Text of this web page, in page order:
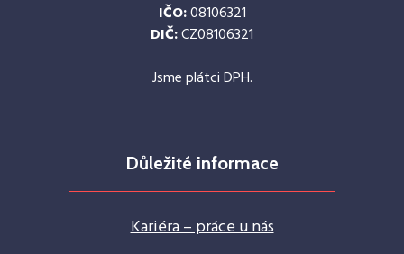
IČO:08106321
DIČ:CZ08106321
Jsme plátci DPH.
Důležité informace
Kariéra – práce u nás